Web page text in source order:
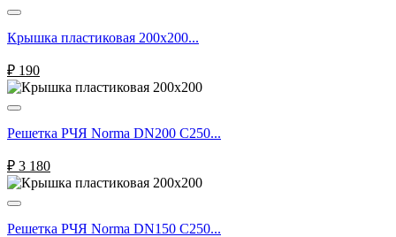
Крышка пластиковая 200х200...
₽ 190
Решетка РЧЯ Norma DN200 С250...
₽ 3 180
Решетка РЧЯ Norma DN150 С250...